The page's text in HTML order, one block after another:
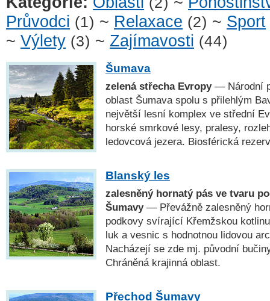
Průvodci (1) ~ Relaxace (2) ~ Sport
~ Výlety (3) ~ Zajímavosti (44)
Šumava
zelená střecha Evropy— Národní
oblast Šumava spolu s přilehlým
největší lesní komplex ve střední
horské smrkové lesy, pralesy,
ledovcová jezera. Biosférická
Blanský les
zalesněný hornatý pás ve tvaru
Šumavy— Převážně zalesněný
podkovy svírající Křemžskou
luk a vesnic s hodnotnou lidovou
Nacházejí se zde mj. původní
Chráněná krajinná oblast.
Přechod Šumavy